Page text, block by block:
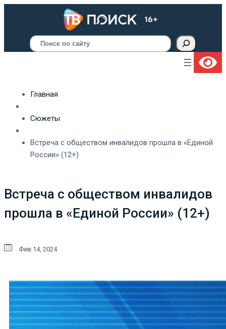
Поиск
Главная
Сюжеты
Встреча с обществом инвалидов прошла в «Единой
России» (12+)
Встреча с обществом инвалидов
прошла в «Единой России» (12+)
Фев 14, 2024